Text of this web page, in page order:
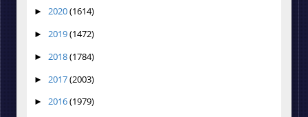
► 2020(1614)
► 2019(1472)
► 2018(1784)
► 2017(2003)
► 2016(1979)